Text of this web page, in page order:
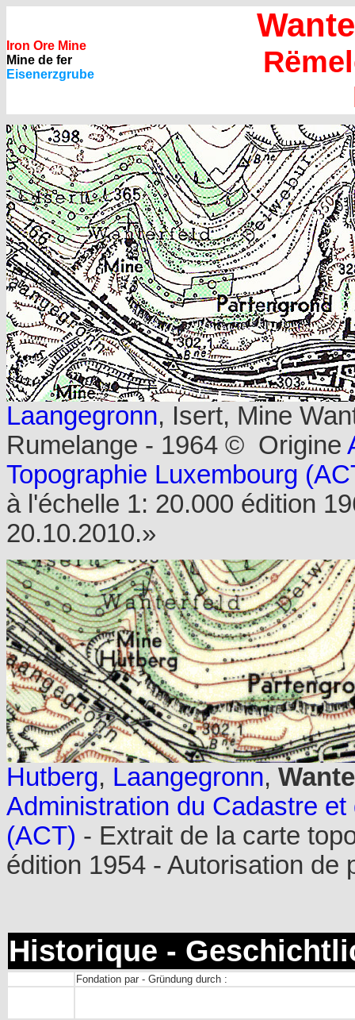
Iron Ore Mine
Mine de fer
Eisenerzgrube
Laangegronn, Isert, Mine
Rumelange - 1964 © Origine
Topographie Luxembourg
à l'échelle 1: 20.000 édition
20.10.2010.»
Hutberg, Laangegronn,
Administration du Cadastre
(ACT) - Extrait de la carte
édition 1954 - Autorisation de
Historique -
Fondation par - Gründung durch :